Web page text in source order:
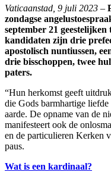
Vaticaanstad, 9 juli 2023 –
zondagse
september 21
kandidaten zijn drie
apostolisch nuntiussen,
drie bisschoppen, twee
paters.
“Hun herkomst geeft
die Gods barmhartige
aarde. De opname van de
manifesteert ook de
en de particulieren Kerken
paus.
Wat is een kardinaal?